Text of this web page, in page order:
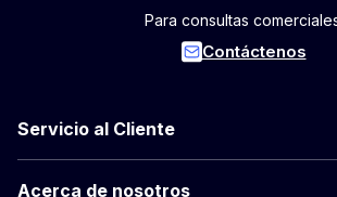
Para consultas
Contáctenos
Servicio al Cliente
Acerca de nosotros